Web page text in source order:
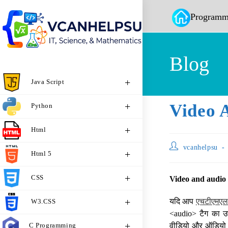
Java Script
Python
Html
Html 5
CSS
W3.CSS
C Programming
Blog
Video
vcanhelpsu
Video and
यदि आप
<audio> टैग का
वीडियो और